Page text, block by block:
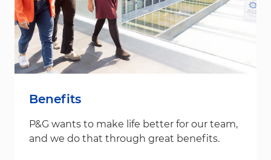
Benefits
P&G wants to make life better for our team,
and we do that through great benefits.